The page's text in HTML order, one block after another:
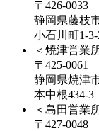
〒426-0033
静岡県藤枝
小石川町1-3-
＜焼津営業
〒425-0061
静岡県焼津
本中根434-3
＜島田営業
〒427-0048